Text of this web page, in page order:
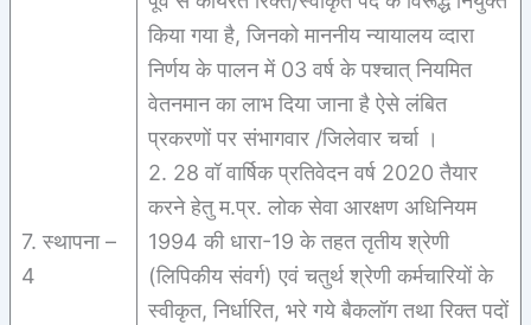
7. स्थापना –
4
किया गया है, जिनको माननीय न्यायालय व्दारा
निर्णय के पालन में 03 वर्ष के पश्चात् नियमित
वेतनमान का लाभ दिया जाना है ऐसे लंबित
प्रकरणों पर संभागवार /जिलेवार चर्चा ।
2. 28 वॉ वार्षिक प्रतिवेदन वर्ष 2020 तैयार
करने हेतु म.प्र. लोक सेवा आरक्षण अधिनियम
1994 की धारा-19 के तहत तृतीय श्रेणी
(लिपिकीय संवर्ग) एवं चतुर्थ श्रेणी कर्मचारियों के
स्वीकृत, निर्धारित, भरे गये बैकलॉग तथा रिक्त पदों